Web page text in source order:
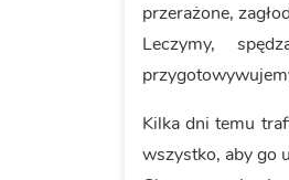
przerażone,
Leczymy,
Kilka dni temu
wszystko, aby go